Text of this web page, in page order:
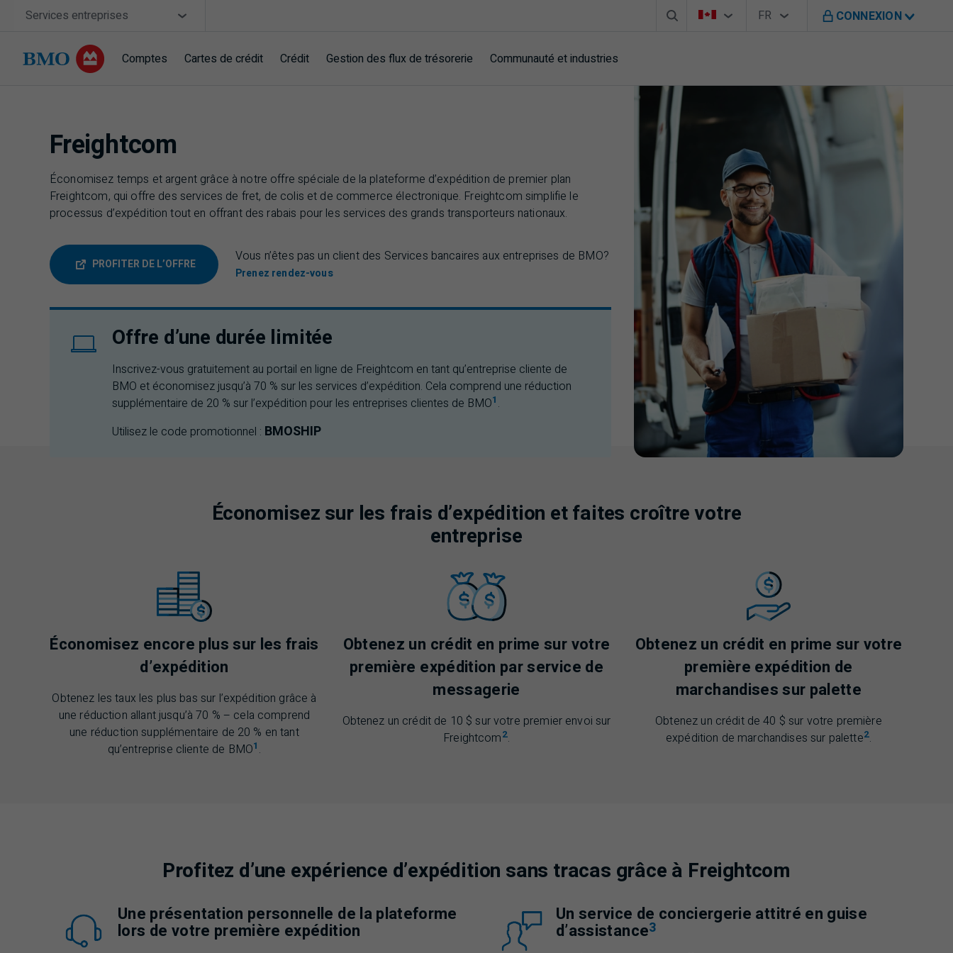
Sauter la navigation
Site Selector
Services entreprises Barre de recherche
Sélecteur de pays
Vous êtes sur le site de B M O au Canada
Sélecteur de langue
FR
Français CONNEXION
Comptes Cartes de crédit Crédit Gestion des flux de trésorerie Communauté et industries
Freightcom
Économisez temps et argent grâce à notre offre spéciale de la plateforme d’expédition de premier plan
Freightcom, qui offre des services de fret, de colis et de commerce électronique. Freightcom simplifie le
processus d’expédition tout en offrant des rabais pour les services des grands transporteurs nationaux.
PROFITER DE L’OFFRE Vous n’êtes pas un client des Services bancaires aux entreprises de BMO?
Prenez rendez-vous
Offre d’une durée limitée
Inscrivez-vous gratuitement au portail en ligne de Freightcom en tant qu’entreprise cliente de
BMO et économisez jusqu’à 70 % sur les services d’expédition. Cela comprend une réduction
supplémentaire de 20 % sur l’expédition pour les entreprises clientes de BMO1 .
Utilisez le code promotionnel : BMOSHIP
Économisez sur les frais d’expédition et faites croître votre
entreprise
Économisez encore plus sur les frais
d’expédition
Obtenez les taux les plus bas sur l’expédition grâce à
une réduction allant jusqu’à 70 % – cela comprend
une réduction supplémentaire de 20 % en tant
qu’entreprise cliente de BMO1 .
Obtenez un crédit en prime sur votre
première expédition par service de
messagerie
Obtenez un crédit de 10 $ sur votre premier envoi sur
Freightcom2.
Obtenez un crédit en prime sur votre
première expédition de
marchandises sur palette
Obtenez un crédit de 40 $ sur votre première
expédition de marchandises sur palette2.
Profitez d’une expérience d’expédition sans tracas grâce à Freightcom
Une présentation personnelle de la plateforme
lors de votre première expédition
Un service de conciergerie attitré en guise
d’assistance3